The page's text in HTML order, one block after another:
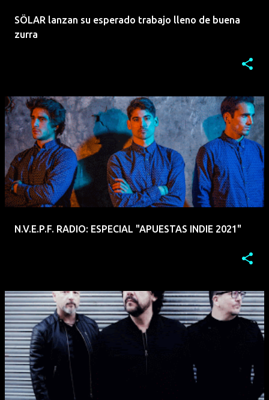
SÖLAR lanzan su esperado trabajo lleno de buena
zurra
N.V.E.P.F. RADIO: ESPECIAL "APUESTAS INDIE 2021"